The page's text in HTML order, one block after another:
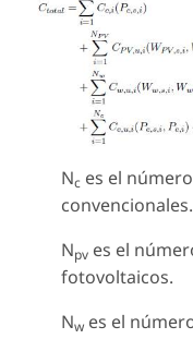
Nc es el
convencionales.
Npv es el
fotovoltaicos.
Nw es el